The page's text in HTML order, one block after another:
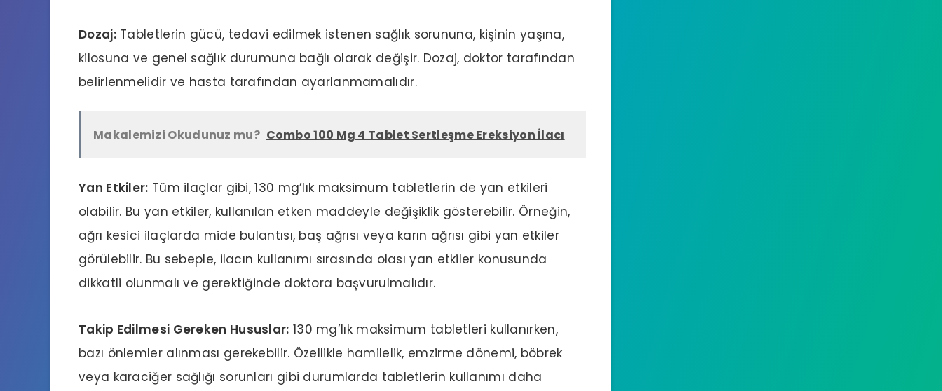
Dozaj:Tabletlerin gücü, tedavi edilmek istenen sağlık sorununa, kişinin yaşına,
kilosuna ve genel sağlık durumuna bağlı olarak değişir. Dozaj, doktor tarafından
belirlenmelidir ve hasta tarafından ayarlanmamalıdır.
Makalemizi Okudunuz mu? Combo 100 Mg 4 Tablet Sertleşme Ereksiyon İlacı
Yan Etkiler: Tüm ilaçlar gibi, 130 mg’lık maksimum tabletlerin de yan etkileri
olabilir. Bu yan etkiler, kullanılan etken maddeyle değişiklik gösterebilir. Örneğin,
ağrı kesici ilaçlarda mide bulantısı, baş ağrısı veya karın ağrısı gibi yan etkiler
görülebilir. Bu sebeple, ilacın kullanımı sırasında olası yan etkiler konusunda
dikkatli olunmalı ve gerektiğinde doktora başvurulmalıdır.
Takip Edilmesi Gereken Hususlar: 130 mg’lık maksimum tabletleri kullanırken,
bazı önlemler alınması gerekebilir. Özellikle hamilelik, emzirme dönemi, böbrek
veya karaciğer sağlığı sorunları gibi durumlarda tabletlerin kullanımı daha